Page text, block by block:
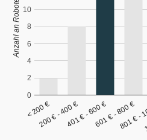
< 200 €200 € - 400 €401 € - 600 €601 € - 800 €
801 € -
0
2
4
6
8
10
Anzahl an Roboter